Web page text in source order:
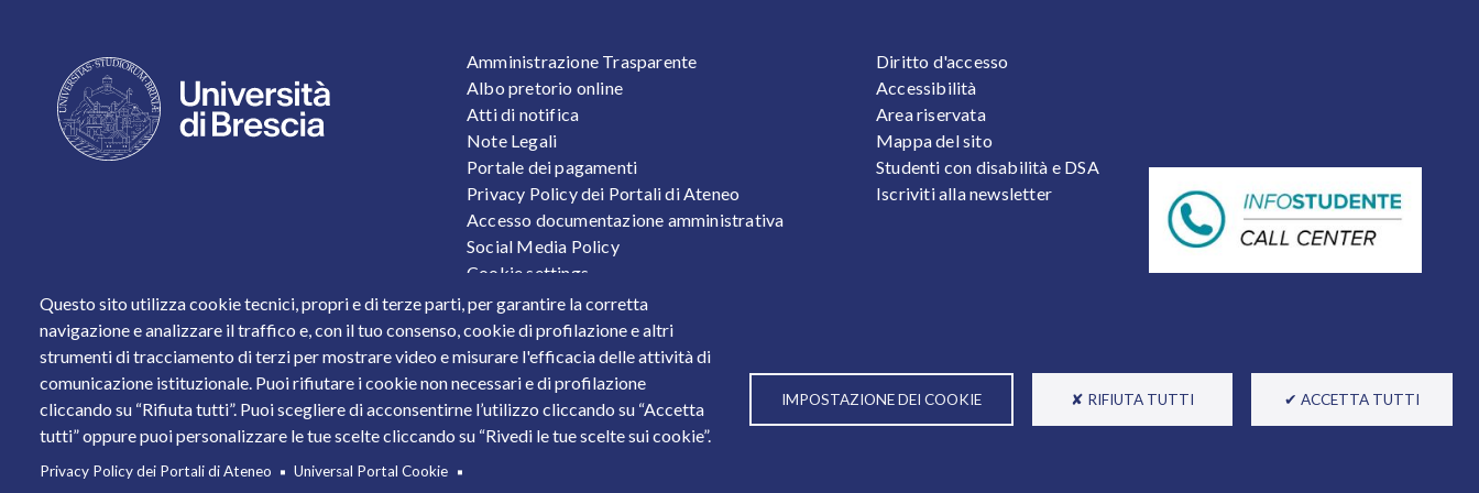
Questo sito utilizza cookie tecnici, propri e di terze parti, per garantire la corretta
navigazione e analizzare il traffico e, con il tuo consenso, cookie di profilazione e altri
strumenti di tracciamento di terzi per mostrare video e misurare l'efficacia delle attività di
comunicazione istituzionale. Puoi rifiutare i cookie non necessari e di profilazione
cliccando su “Rifiuta tutti”. Puoi scegliere di acconsentirne l’utilizzo cliccando su “Accetta
tutti” oppure puoi personalizzare le tue scelte cliccando su “Rivedi le tue scelte sui cookie”.
Privacy Policy dei Portali di Ateneo Universal Portal Cookie
IMPOSTAZIONE DEI COOKIE ✘ RIFIUTA TUTTI ✔ ACCETTA TUTTI
FOOTER 1
Amministrazione Trasparente
Albo pretorio online
Atti di notifica
Note Legali
Portale dei pagamenti
Privacy Policy dei Portali di Ateneo
Accesso documentazione amministrativa
Social Media Policy
Cookie settings
Protezione Dati Personali
Statistiche
FOOTER 2
Diritto d'accesso
Accessibilità
Area riservata
Mappa del sito
Studenti con disabilità e DSA
Iscriviti alla newsletter
Piazza del Mercato, 15 - 25121 Brescia
Tel. +39 030 2988.1 PEC: ammcentr@cert.unibs.it
Partita IVA: 01773710171 Codice Fiscale: 98007650173
© 2011 Università degli Studi di Brescia